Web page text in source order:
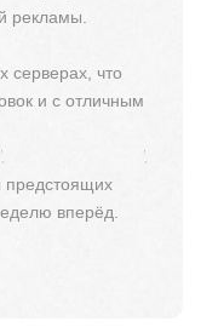
рекламы.
серверах, что
и с отличным
предстоящих
вперёд.